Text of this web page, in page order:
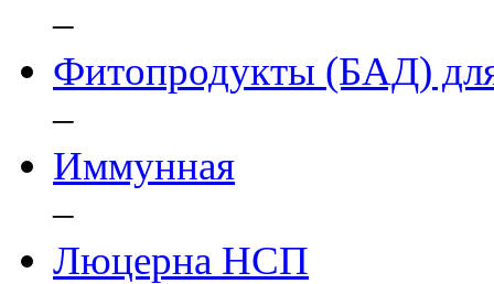
–
Фитопродукты (БАД)
–
Иммунная
–
Люцерна НСП